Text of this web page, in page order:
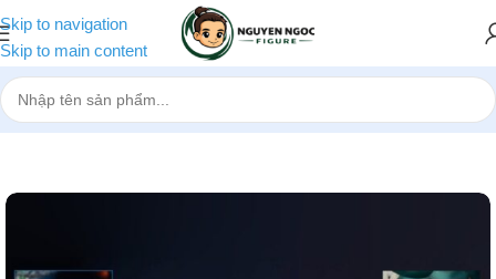
Skip to navigation
Skip to main content
Trang chủ»Cửa hàng»[Pre-order] Mô hình Doraemon GEISHA